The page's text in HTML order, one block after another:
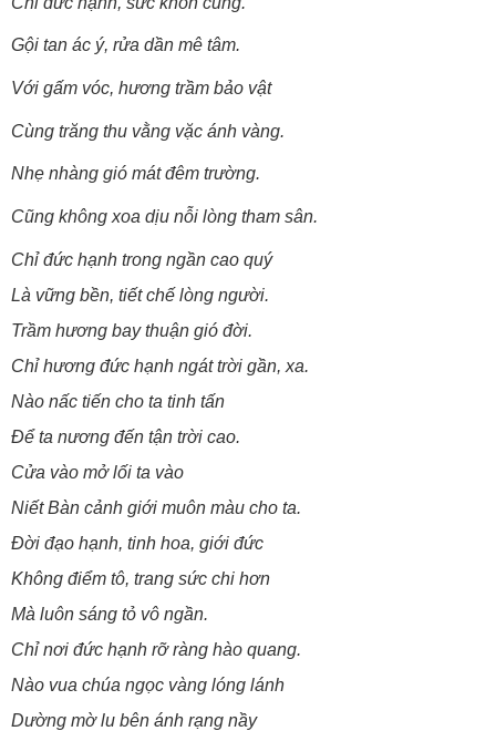
Gội tan ác ý, rửa dần mê tâm.
Với gấm vóc, hương trầm bảo vật
Cùng trăng thu vằng vặc ánh vàng.
Nhẹ nhàng gió mát đêm trường.
Cũng không xoa dịu nỗi lòng tham sân.
Chỉ đức hạnh trong ngần cao quý
Là vững bền, tiết chế lòng người.
Trầm hương bay thuận gió đời.
Chỉ hương đức hạnh ngát trời gần, xa.
Nào nấc tiến cho ta tinh tấn
Để ta nương đến tận trời cao.
Cửa vào mở lối ta vào
Niết Bàn cảnh giới muôn màu cho ta.
Đời đạo hạnh, tinh hoa, giới đức
Không điểm tô, trang sức chi hơn
Mà luôn sáng tỏ vô ngần.
Chỉ nơi đức hạnh rỡ ràng hào quang.
Nào vua chúa ngọc vàng lóng lánh
Dường mờ lu bên ánh rạng nầy